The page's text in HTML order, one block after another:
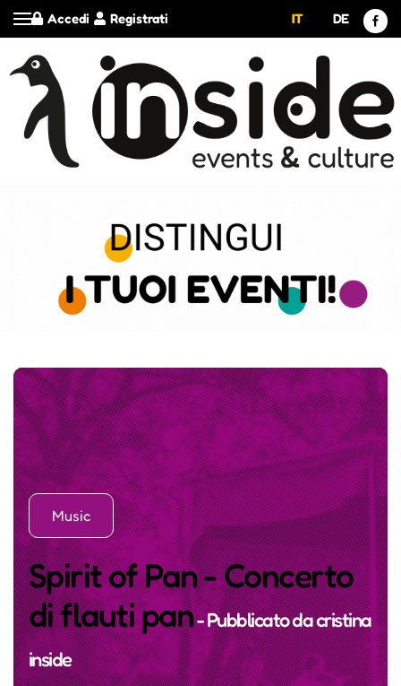
Registrati
Accedi IT DE
Music
Spirit of Pan - Concerto
di flauti pan- Pubblicato dacristina
inside